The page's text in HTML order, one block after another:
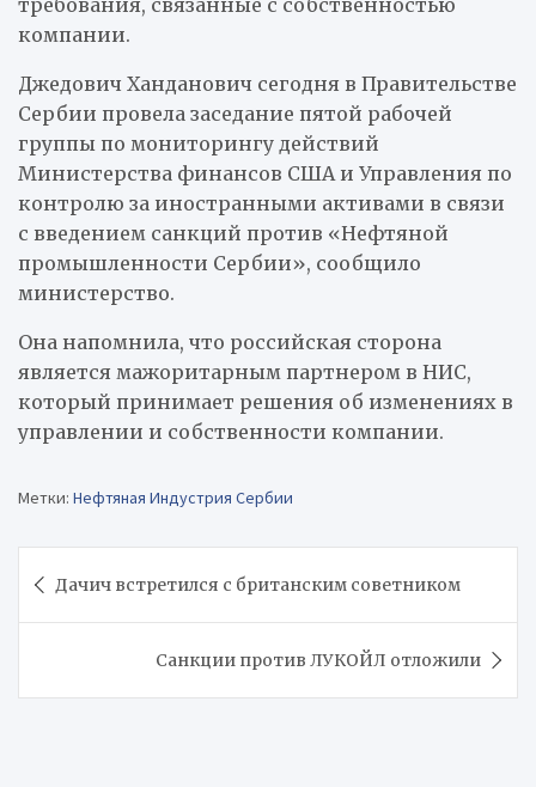
компании.
Джедович Ханданович сегодня в Правительстве
Сербии провела заседание пятой рабочей
группы по мониторингу действий
Министерства финансов США и Управления по
контролю за иностранными активами в связи
с введением санкций против «Нефтяной
промышленности Сербии», сообщило
министерство.
Она напомнила, что российская сторона
является мажоритарным партнером в НИС,
который принимает решения об изменениях в
управлении и собственности компании.
Метки: Нефтяная Индустрия Сербии
по Дачич встретился с британским советником
Санкции против ЛУКОЙЛ отложили